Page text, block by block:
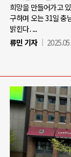
희망을 만들어가고
구하며 오는 31일 충
밝힌다. ...
류민 기자